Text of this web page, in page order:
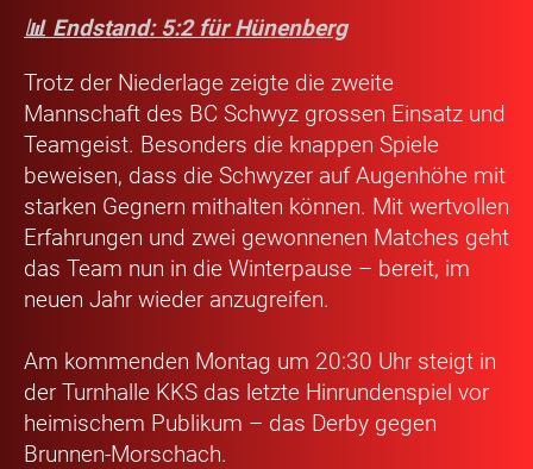
📊 Endstand: 5:2 für Hünenberg
Trotz der Niederlage zeigte die zweite
Mannschaft des BC Schwyz grossen Einsatz und
Teamgeist. Besonders die knappen Spiele
beweisen, dass die Schwyzer auf Augenhöhe mit
starken Gegnern mithalten können. Mit wertvollen
Erfahrungen und zwei gewonnenen Matches geht
das Team nun in die Winterpause – bereit, im
neuen Jahr wieder anzugreifen.
Am kommenden Montag um 20:30 Uhr steigt in
der Turnhalle KKS das letzte Hinrundenspiel vor
heimischem Publikum – das Derby gegen
Brunnen-Morschach.